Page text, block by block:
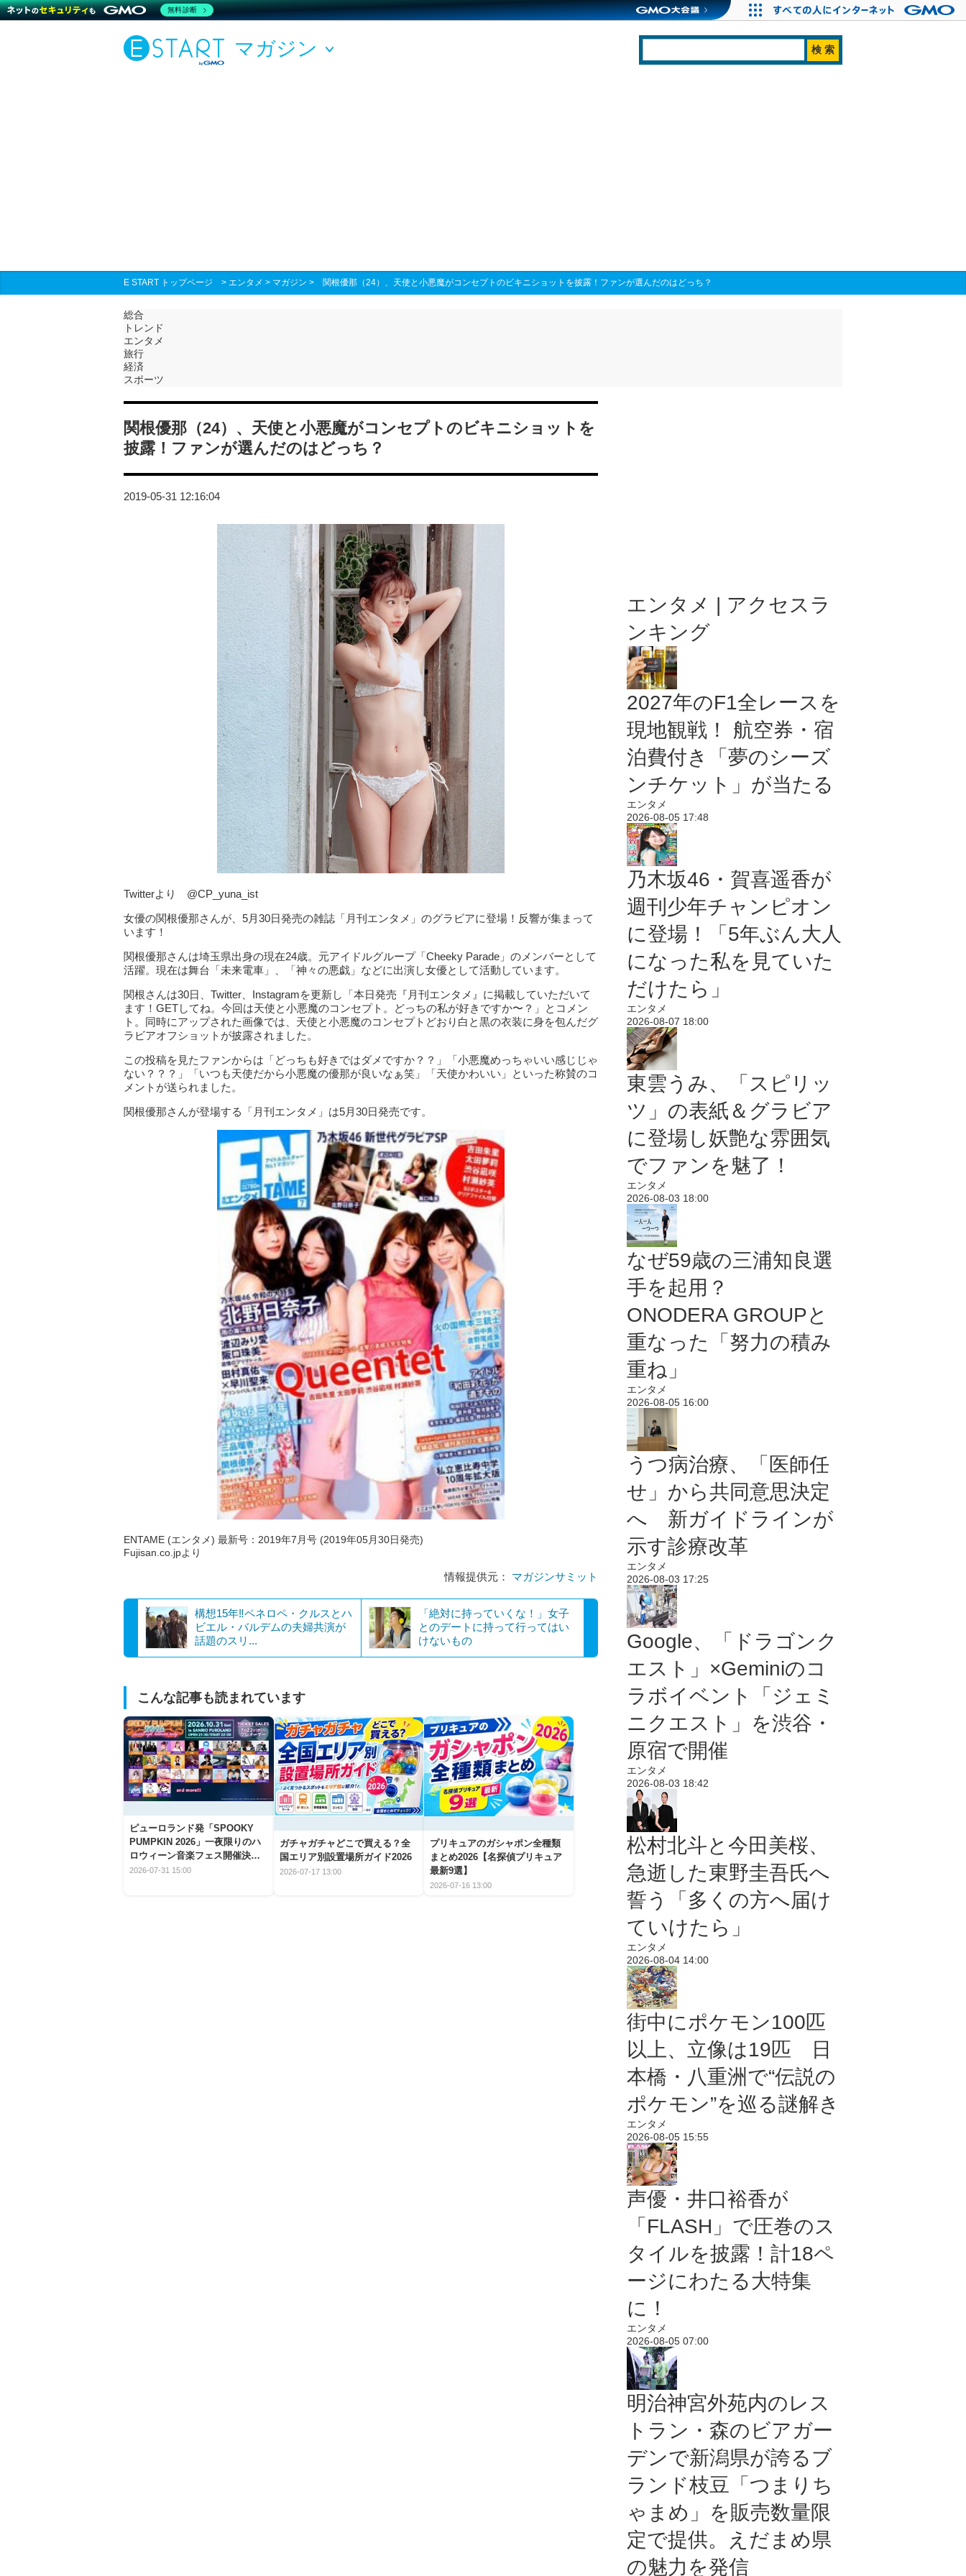
マガジン
E START トップページ > エンタメ > マガジン > 関根優那（24）、天使と小悪魔がコンセプトのビキニショットを披露！ファンが選んだのはどっち？
総合
トレンド
エンタメ
旅行
経済
スポーツ
関根優那（24）、天使と小悪魔がコンセプトのビキニショットを
披露！ファンが選んだのはどっち？
2019-05-31 12:16:04
Twitterより @CP_yuna_ist
女優の関根優那さんが、5月30日発売の雑誌「月刊エンタメ」のグラビアに登場！反響が集まって
います！
関根優那さんは埼玉県出身の現在24歳。元アイドルグループ「Cheeky Parade」のメンバーとして
活躍。現在は舞台「未来電車」、「神々の悪戯」などに出演し女優として活動しています。
関根さんは30日、Twitter、Instagramを更新し「本日発売『月刊エンタメ』に掲載していただいて
ます！GETしてね。今回は天使と小悪魔のコンセプト。どっちの私が好きですか〜？」とコメン
ト。同時にアップされた画像では、天使と小悪魔のコンセプトどおり白と黒の衣装に身を包んだグ
ラビアオフショットが披露されました。
この投稿を見たファンからは「どっちも好きではダメですか？？」「小悪魔めっちゃいい感じじゃ
ない？？？」「いつも天使だから小悪魔の優那が良いなぁ笑」「天使かわいい」といった称賛のコ
メントが送られました。
関根優那さんが登場する「月刊エンタメ」は5月30日発売です。
ENTAME (エンタメ) 最新号：2019年7月号 (2019年05月30日発売)
Fujisan.co.jpより
情報提供元： マガジンサミット
構想15年‼ペネロペ・クルスとハ
ビエル・バルデムの夫婦共演が
話題のスリ...
「絶対に持っていくな！」女子
とのデートに持って行ってはい
けないもの
こんな記事も読まれています
ピューロランド発「SPOOKY
PUMPKIN 2026」一夜限りのハ
ロウィーン音楽フェス開催決
定！
2026-07-31 15:00
ガチャガチャどこで買える？全
国エリア別設置場所ガイド2026
2026-07-17 13:00
プリキュアのガシャポン全種類
まとめ2026【名探偵プリキュア
最新9選】
2026-07-16 13:00
エンタメ | アクセスラ
ンキング
2027年のF1全レースを
現地観戦！ 航空券・宿
泊費付き「夢のシーズ
ンチケット」が当たる
エンタメ
2026-08-05 17:48
乃木坂46・賀喜遥香が
週刊少年チャンピオン
に登場！「5年ぶん大人
になった私を見ていた
だけたら」
エンタメ
2026-08-07 18:00
東雲うみ、「スピリッ
ツ」の表紙＆グラビア
に登場し妖艶な雰囲気
でファンを魅了！
エンタメ
2026-08-03 18:00
なぜ59歳の三浦知良選
手を起用？
ONODERA GROUPと
重なった「努力の積み
重ね」
エンタメ
2026-08-05 16:00
うつ病治療、「医師任
せ」から共同意思決定
へ 新ガイドラインが
示す診療改革
エンタメ
2026-08-03 17:25
Google、「ドラゴンク
エスト」×Geminiのコ
ラボイベント「ジェミ
ニクエスト」を渋谷・
原宿で開催
エンタメ
2026-08-03 18:42
松村北斗と今田美桜、
急逝した東野圭吾氏へ
誓う「多くの方へ届け
ていけたら」
エンタメ
2026-08-04 14:00
街中にポケモン100匹
以上、立像は19匹 日
本橋・八重洲で“伝説の
ポケモン”を巡る謎解き
エンタメ
2026-08-05 15:55
声優・井口裕香が
「FLASH」で圧巻のス
タイルを披露！計18ペ
ージにわたる大特集
に！
エンタメ
2026-08-05 07:00
明治神宮外苑内のレス
トラン・森のビアガー
デンで新潟県が誇るブ
ランド枝豆「つまりち
ゃまめ」を販売数量限
定で提供。えだまめ県
の魅力を発信
無料診断